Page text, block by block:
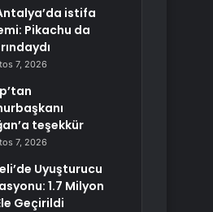
istifa
Pikachu da
7, 2026
teşekkür
7, 2026
Uyuşturucu
1.7 Milyon
Geçirildi